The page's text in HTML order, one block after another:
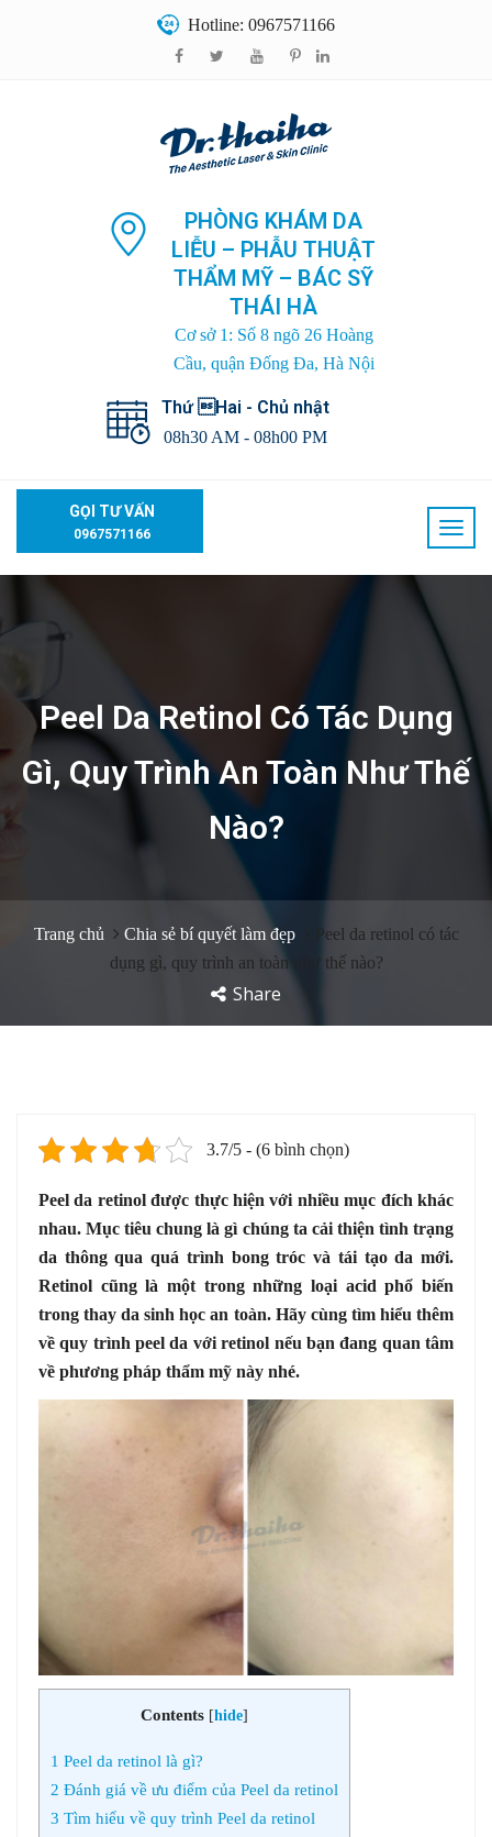
Hotline: 0967571166
PHÒNG KHÁM DA
LIỄU – PHẪU THUẬT
THẨM MỸ – BÁC SỸ
THÁI HÀ
Cơ sở 1: Số 8 ngõ 26 Hoàng
Cầu, quận Đống Đa, Hà Nội
Thứ Hai - Chủ nhật
08h30 AM - 08h00 PM
GỌI TƯ VẤN
0967571166
Peel Da Retinol Có Tác Dụng
Gì, Quy Trình An Toàn Như Thế
Nào?
Trang chủ Chia sẻ bí quyết làm đẹp
Peel da retinol có tác
dụng gì, quy trình an toàn như thế nào?
Share
3.7/5 - (6 bình chọn)
Peel da retinol được thực hiện với nhiều mục đích khác
nhau. Mục tiêu chung là gì chúng ta cải thiện tình trạng
da thông qua quá trình bong tróc và tái tạo da mới.
Retinol cũng là một trong những loại acid phổ biến
trong thay da sinh học an toàn. Hãy cùng tìm hiểu thêm
về quy trình peel da với retinol nếu bạn đang quan tâm
về phương pháp thẩm mỹ này nhé.
Contents [hide]
1 Peel da retinol là gì?
2 Đánh giá về ưu điểm của Peel da retinol
3 Tìm hiểu về quy trình Peel da retinol